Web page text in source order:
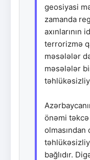
geosiyasi
zamanda
axınlarının
terrorizmə
məsələlər
məsələlər
önəmi təkcə
bağlıdır.